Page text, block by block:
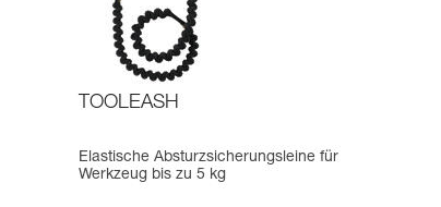
TOOLEASH
Elastische Absturzsicherungsleine für
Werkzeug bis zu 5 kg